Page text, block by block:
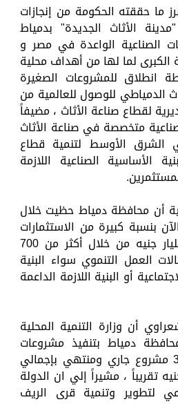
ما حققته الحكومة من إنجازات
الأثاث الجديدة" بدمياط
الصناعية الواعدة في مصر و
لما لها من أهداف محلية
انطلاق للمشروعات الصغيرة
الدمياطي للوصول للعالمية من
لقطاع صناعة الأثاث ، مضيفاً
متخصصة في صناعة الأثاث
الشرق الأوسط لتنمية قطاع
الأساسية الصناعية اللازمة
أن محافظة دمياط حظيت خلال
2014 حتى الآن بنسبة كبيرة من الاستثمارات
الحكومية تجاوزت 44 مليار جنيه من خلال أكثر من 700
العمل التنموي سواء البنية
أو البنية اللازمة الداعمة
أن وزارة التنمية المحلية
دمياط بتنفيذ مشروعات
الإدارة المحلية بعدد 38 مشروع جاري ومنتهي بإجمالي
مليون جنيه تقريباً ، مشيراً إلي ان الدولة
لتطوير وتنمية قرى الريف